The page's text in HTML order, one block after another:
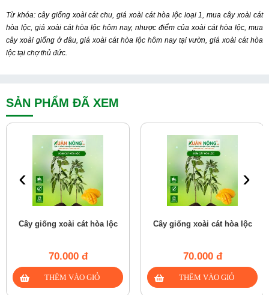
Từ khóa: cây giống xoài cát chu, giá xoài cát hòa lộc loại 1, mua cây xoài cát
hòa lộc, giá xoài cát hòa lộc hôm nay, nhược điểm của xoài cát hòa lộc, mua
cây xoài giống ở đâu, giá xoài cát hòa lộc hôm nay tại vườn, giá xoài cát hòa
lộc tại chợ thủ đức.
SẢN PHẨM ĐÃ XEM
Cây giống xoài cát hòa lộc
70.000 đ
Cây giống xoài cát hòa lộc
70.000 đ
‹ ›